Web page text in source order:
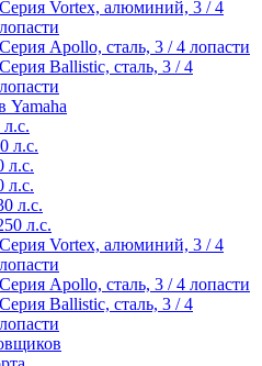
Серия Vortex, алюминий, 3 / 4
лопасти
Серия Apollo, сталь, 3 / 4 лопасти
Серия Ballistic, сталь, 3 / 4
лопасти
Yamaha
л.с.
л.с.
л.с.
л.с.
л.с.
Серия Vortex, алюминий, 3 / 4
лопасти
Серия Apollo, сталь, 3 / 4 лопасти
Серия Ballistic, сталь, 3 / 4
лопасти